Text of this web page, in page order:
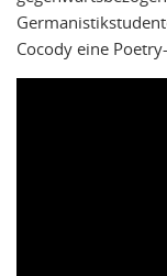
Cocody eine